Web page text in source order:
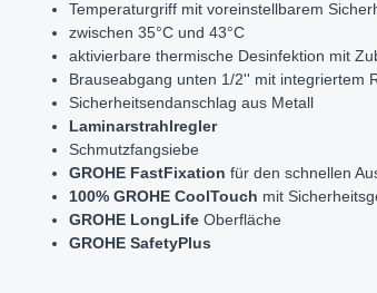
Temperaturgriff mit voreinstellbarem
zwischen 35°C und 43°C
aktivierbare thermische Desinfektion mit
Brauseabgang unten 1/2'' mit integriertem
Sicherheitsendanschlag aus Metall
Laminarstrahlregler
Schmutzfangsiebe
GROHE FastFixation für den schnellen
100% GROHE CoolTouch mit
GROHE LongLife Oberfläche
GROHE SafetyPlus